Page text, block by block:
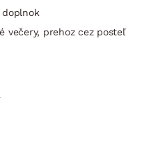
večery, prehoz cez posteľ